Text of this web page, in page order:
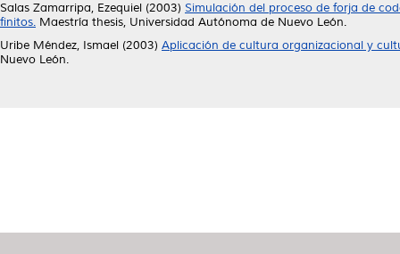
Salas Zamarripa, Ezequiel (2003) Simulación del proceso de forja de
finitos. Maestría thesis, Universidad Autónoma de Nuevo León.
Uribe Méndez, Ismael (2003) Aplicación de cultura organizacional y
Nuevo León.